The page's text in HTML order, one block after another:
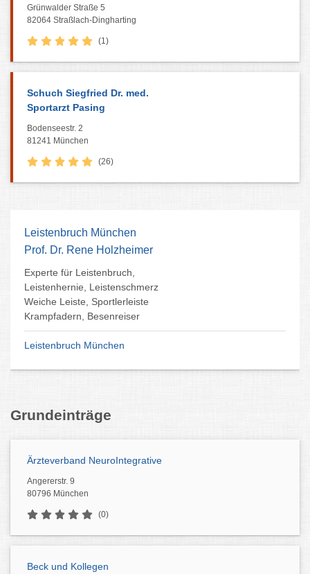
Grünwalder Straße 5
82064 Straßlach-Dingharting
(1)
Schuch Siegfried Dr. med.
Sportarzt Pasing
Bodenseestr. 2
81241 München
(26)
Leistenbruch München
Prof. Dr. Rene Holzheimer
Experte für Leistenbruch,
Leistenhernie, Leistenschmerz
Weiche Leiste, Sportlerleiste
Krampfadern, Besenreiser
Leistenbruch München
Grundeinträge
Ärzteverband NeuroIntegrative
Angererstr. 9
80796 München
(0)
Beck und Kollegen